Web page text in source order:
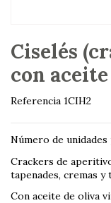
Ciselés
con
Referencia 1CIH2
Número de unidades
Crackers de
tapenades, cremas y
Con aceite de oliva